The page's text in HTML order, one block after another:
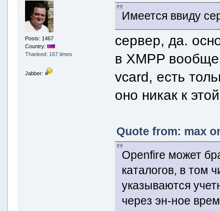
Posts: 1467
Country:
Thanked: 167 times
Jabber:
Имеется ввиду
сервер, да.
в XMPP
vcard, есть
оно никак к
Quote from: max
Openfire может
каталогов, в том
указываются
через эн-ное